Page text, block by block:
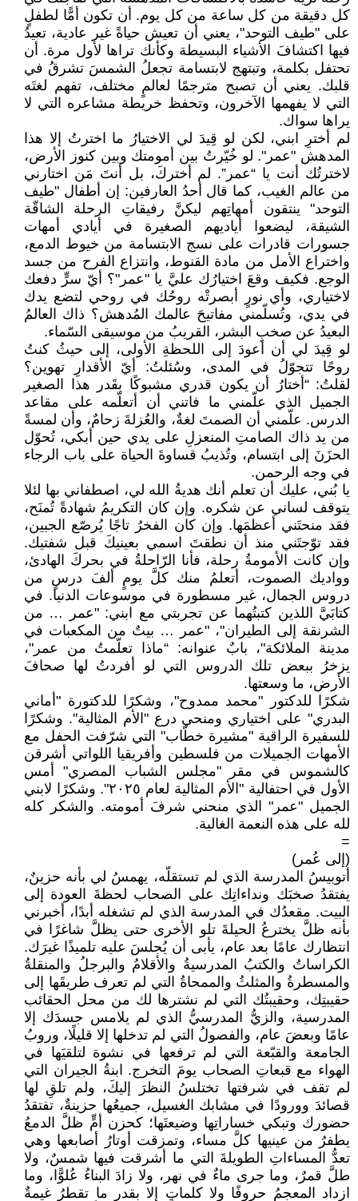
كل دقيقة من كل ساعة من كل يوم. أن تكون أمًّا لطفلٍ
على "طيف التوحد"، يعني أن تعيش حياةً غير عادية، تعيدُ
فيها اكتشافَ الأشياء البسيطة وكأنك تراها لأول مرة. أن
تحتفل بكلمة، وتبتهج لابتسامة تجعلُ الشمسَ تشرقُ في
قلبك. يعني أن تصبح مترجمًا لعالمٍ مختلف، تفهم لغتَه
التي لا يفهمها الآخرون، وتحفظ خريطة مشاعره التي لا
يراها سواك.
لم أخترِ ابني، لكن لو قِيدَ لي الاختيارُ ما اخترتُ إلا هذا
المدهش "عمر". لو خُيّرتُ بين أمومتك وبين كنوز الأرض،
لاخترتُك أنت يا “عمر”. لم أختركَ، بل أنتَ مَن اختارني
من عالم الغيب، كما قال أحدُ العارفين: إن أطفال "طيف
التوحد" ينتقون أمهاتِهم ليكنَّ رفيقاتِ الرحلة الشاقّة
الشيقة، ليضعوا أياديهم الصغيرة في أيادي أمهات
جسورات قادرات على نسج الابتسامة من خيوط الدمع،
واختراع الأمل من مادة القنوط، وانتزاع الفرح من جسد
الوجع. فكيف وقعَ اختيارُك عليَّ يا "عمر"؟ أيّ سرٍّ دفعك
لاختياري، وأي نورٍ أبصرتْه روحُك في روحي لتضع يدك
في يدي، وتُسلّمني مفاتيحَ عالمك المُدهش؟ ذاك العالمُ
البعيدُ عن صخبِ البشر، القريبُ من موسيقى السّماء.
لو قِيدَ لي أن أعودَ إلى اللحظةِ الأولى، إلى حيثُ كنتُ
روحًا تتجوّلُ في المدى، وسُئلتُ: أيّ الأقدارِ تهوين؟
لقلتُ: “أختارُ أن يكون قدري مشبوكًا بقَدر هذا الصغير
الجميل الذي علّمني ما فاتني أن أتعلّمه على مقاعد
الدرس. علّمني أن الصمتَ لغةٌ، والعُزلةَ زحامٌ، وأن لمسةً
من يد ذاك الصامتِ المنعزلِ على يدي حين أبكي، تُحوّل
الحزَنَ إلى ابتسام، وتُذيبُ قساوةَ الحياة على باب الرجاء
في وجه الرحمن.
يا بُني، عليك أن تعلم أنك هديةُ الله لي، اصطفاني بها لئلا
يتوقف لساني عن شكره. وإن كان التكريمُ شهادةً تُمنَح،
فقد منحتَني أعظمَها. وإن كان الفخرُ تاجًا يُرصّع الجبين،
فقد توّجتَني منذ أن نطقتَ اسمي بعينيكَ قبل شفتيك.
وإن كانت الأمومةُ رحلة، فأنا الرّاحلةُ في بحركَ الهادئ،
وواديك الصموت، أتعلمُ منك كلَّ يومٍ ألفَ درسٍ من
دروس الجمال، غير مسطورة في موسوعات الدنيا. في
كتابَيَّ اللذين كتبتُهما عن تجربتي مع ابني: "عمر … من
الشرنقة إلى الطيران"، "عمر … بيتٌ من المكعبات في
مدينة الملائكة"، بابٌ عنوانه: “ماذا تعلّمتُ من عمر"،
يزخرُ ببعض تلك الدروس التي لو أفردتُ لها صحافَ
الأرض، ما وسعتها.
شكرًا للدكتور "محمد ممدوح"، وشكرًا للدكتورة "أماني
البدري" على اختياري ومنحي درع "الأم المثالية". وشكرًا
للسفيرة الراقية "مشيرة خطّاب" التي شرّفت الحفل مع
الأمهات الجميلات من فلسطين وأفريقيا اللواتي أشرقن
كالشموس في مقر "مجلس الشباب المصري" أمس
الأول في احتفالية "الأم المثالية لعام ٢٠٢٥". وشكرًا لابني
الجميل "عمر" الذي منحني شرفَ أمومته. والشكر كله
لله على هذه النعمة الغالية.
=
(إلى عُمر)
أتوبيسُ المدرسة الذي لم تستقلّه، يهمسُ لي بأنه حزينٌ،
يفتقدُ صخبَك ونداءاتِك على الصحاب لحظةَ العودة إلى
البيت. مقعدُك في المدرسة الذي لم تشغله أبدًا، أخبرني
بأنه ظلَّ يخترعُ الحيلةَ تلو الأخرى حتى يظلَّ شاغرًا في
انتظارك عامًا بعد عام، يأبى أن يُجلسَ عليه تلميذًا غيرَك.
الكراساتُ والكتبُ المدرسيةُ والأقلامُ والبرجلُ والمنقلةُ
والمسطرةُ والمثلثُ والممحاةُ التي لم تعرف طريقَها إلى
حقيبتِك، وحقيبتُك التي لم نشترها لك من محل الحقائب
المدرسية، والزيُّ المدرسيُّ الذي لم يلامس جسدَك إلا
عامًا وبعضَ عام، والفصولُ التي لم تدخلها إلا قليلًا، وروبُ
الجامعة والقبّعة التي لم ترفعها في نشوة لتلقيَها في
الهواء مع قبعاتِ الصحاب يومَ التخرج. ابنةُ الجيران التي
لم تقف في شرفتها تختلسُ النظرَ إليكَ، ولم تلقِ لها
قصائدَ وورودًا في مشابك الغسيل، جميعُها حزينةٌ، تفتقدُ
حضورك وتبكي خساراتِها وضيعتَها؛ كحزن أمٍّ ظلَّ الدمعُ
يطفرُ من عينيها كلَّ مساء، وتمزقت أوتارُ أصابعها وهي
تعدُّ المساءاتِ الطويلةَ التي ما أشرقت فيها شمسٌ، ولا
طلَّ قمرٌ، وما جرى ماءٌ في نهر، ولا زادَ البناءُ عُلوًّا، وما
ازداد المعجمُ حروفًا ولا كلماتٍ إلا بقدر ما تقطرُ غيمةٌ